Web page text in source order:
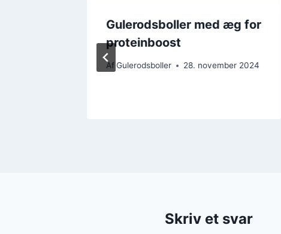
Gulerodsboller med æg for
proteinboost
AfGulerodsboller 28. november 2024
Skriv et svar